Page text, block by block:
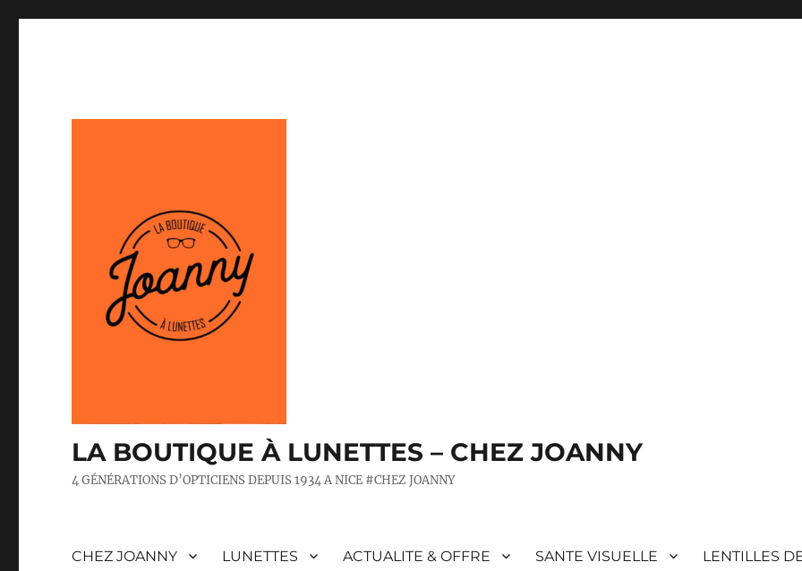
LA BOUTIQUE À LUNETTES – CHEZ JOANNY
4 GÉNÉRATIONS D’OPTICIENS DEPUIS 1934 A NICE #CHEZ JOANNY
CHEZ JOANNY LUNETTES ACTUALITE & OFFRE SANTE VISUELLE LENTILLES